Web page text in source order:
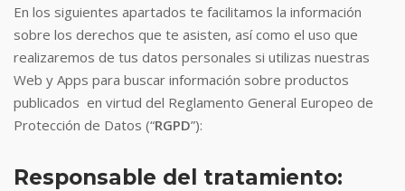
En los siguientes apartados te facilitamos la información
sobre los derechos que te asisten, así como el uso que
realizaremos de tus datos personales si utilizas nuestras
Web y Apps para buscar información sobre productos
publicados en virtud del Reglamento General Europeo de
Protección de Datos (“RGPD”):
Responsable del tratamiento: